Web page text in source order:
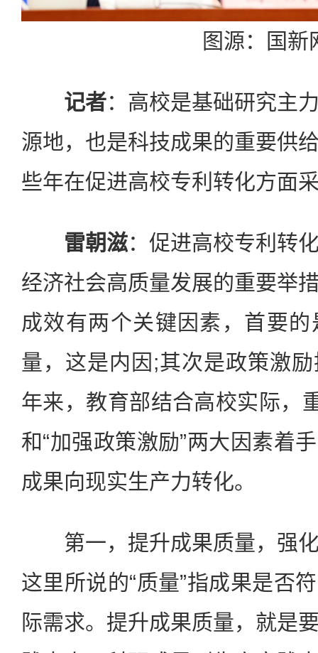
图源：国新
记者：高校是基础研究主
源地，也是科技成果的重要供
些年在促进高校专利转化方面
雷朝滋：促进高校专利转
经济社会高质量发展的重要举
成效有两个关键因素，首要
量，这是内因;其次是政策激
年来，教育部结合高校实际，
和“加强政策激励”两大因素着
成果向现实生产力转化。
第一，提升成果质量，强化
这里所说的“质量”指成果是否
际需求。提升成果质量，就是